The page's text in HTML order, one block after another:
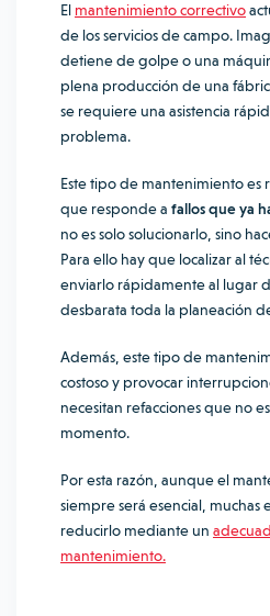
El mantenimiento correctivo
de los servicios de campo.
detiene de golpe o una
plena producción de una
se requiere una asistencia
problema.
Este tipo de mantenimiento es
que responde a fallos que ya
no es solo solucionarlo, sino
Para ello hay que localizar al
enviarlo rápidamente al lugar
desbarata toda la planeación
Además, este tipo de
costoso y provocar
necesitan refacciones que no
momento.
Por esta razón, aunque el
siempre será esencial, muchas
reducirlo mediante un
mantenimiento.